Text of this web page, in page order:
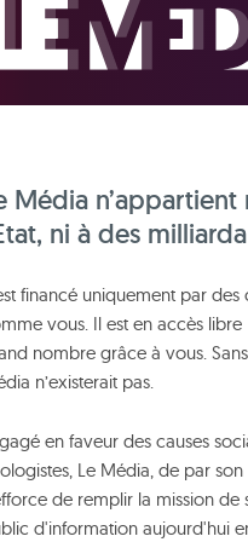
Média n’appartient
ni à des
financé uniquement par des
vous. Il est en accès
nombre grâce à vous.
n’existerait pas.
en faveur des causes
Le Média, de par
de remplir la mission de
d'information aujourd'hui